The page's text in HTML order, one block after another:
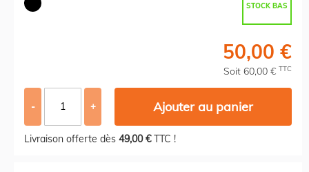
STOCK BAS
50,00 €
Soit 60,00 € TTC
- + Ajouter au panier
Livraison offerte dès 49,00 €TTC !